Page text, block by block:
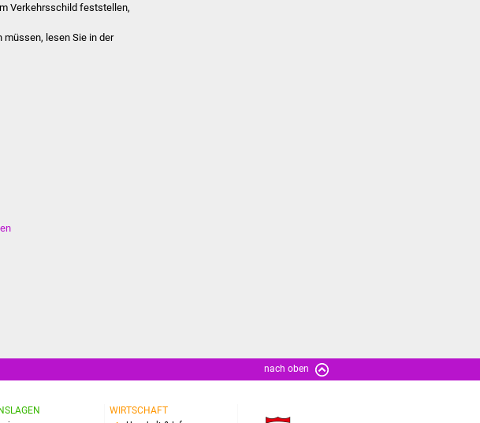
Verkehrsschild feststellen,
müssen, lesen Sie in der
nach oben
WIRTSCHAFT